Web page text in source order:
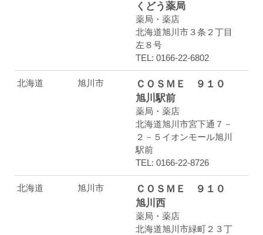
くどう薬局
薬局・薬店
北海道旭川市３条２丁目
左８号
TEL: 0166-22-6802
北海道 旭川市
ＣＯＳＭＥ ９１０
旭川駅前
薬局・薬店
北海道旭川市宮下通７－
２－５イオンモール旭川
駅前
TEL: 0166-22-8726
北海道 旭川市
ＣＯＳＭＥ ９１０
旭川西
薬局・薬店
北海道旭川市緑町２３丁